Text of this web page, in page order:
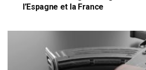
l’Espagne et la France